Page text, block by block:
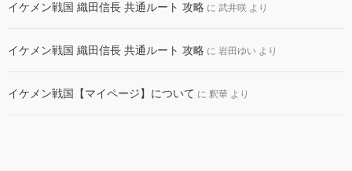
イケメン戦国 織田信長 共通ルート 攻略 に 武井咲 より
イケメン戦国 織田信長 共通ルート 攻略 に 岩田ゆい より
イケメン戦国【マイページ】について に 釈華 より